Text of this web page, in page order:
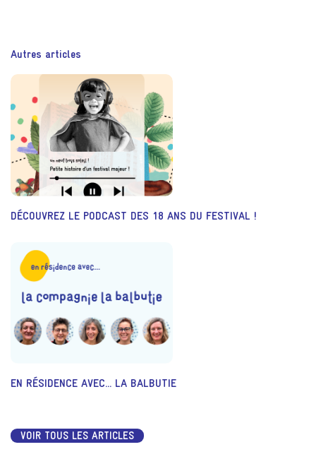
Autres articles
DÉCOUVREZ LE PODCAST DES 18 ANS DU FESTIVAL !
EN RÉSIDENCE AVEC... LA BALBUTIE
VOIR TOUS LES ARTICLES